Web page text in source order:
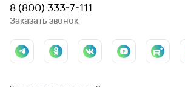
8 (800) 333-7-111
Заказать звонок